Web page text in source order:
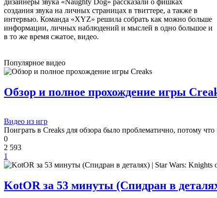
Most Wanted, которая 2005 года.
Mifman:Добро пожаловать на игровой сайт mifman.ru
В этом чате Вы можете общаться. Пишите свои отзывы и
комментарии к играм.
дизайнеры звука «Naughty Dog» рассказали о фишках
создания звука на личных страницах в твиттере, а также в
интервью. Команда «XYZ» решила собрать как можно больше
информации, личных наблюдений и мыслей в одно большое и
в то же время сжатое, видео.
Популярное видео
Обзор и полное прохождение игры
Видео из игр
Поиграть в Creaks для обзора было проблематично, потому
0
2 593
1
KotOR за 53 минуты (Спидран в